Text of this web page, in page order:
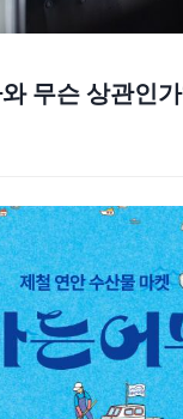
무슨 상관인